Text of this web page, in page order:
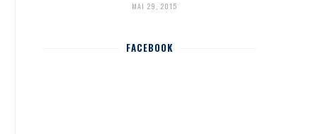
MAI 29, 2015
FACEBOOK